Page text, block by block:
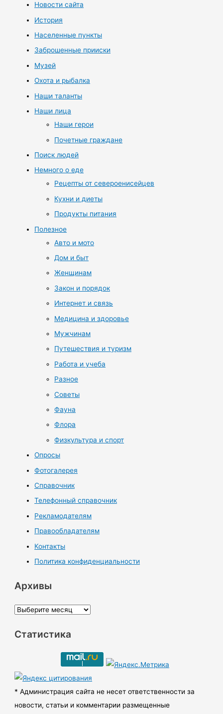
Новости сайта
История
Населенные пункты
Заброшенные прииски
Музей
Охота и рыбалка
Наши таланты
Наши лица
Наши герои
Почетные граждане
Поиск людей
Немного о еде
Рецепты от североенисейцев
Кухни и диеты
Продукты питания
Полезное
Авто и мото
Дом и быт
Женщинам
Закон и порядок
Интернет и связь
Медицина и здоровье
Мужчинам
Путешествия и туризм
Работа и учеба
Разное
Советы
Фауна
Флора
Физкультура и спорт
Опросы
Фотогалерея
Справочник
Телефонный справочник
Рекламодателям
Правообладателям
Контакты
Политика конфиденциальности
Архивы
А
х
ы
Статистика
* Администрация сайта не несет ответственности за
новости, статьи и комментарии размещенные